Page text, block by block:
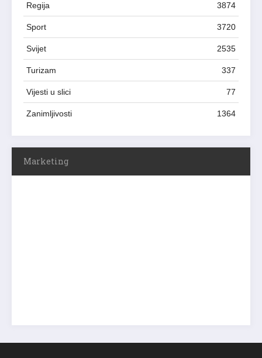
Regija 3874
Sport 3720
Svijet 2535
Turizam 337
Vijesti u slici 77
Zanimljivosti 1364
Marketing